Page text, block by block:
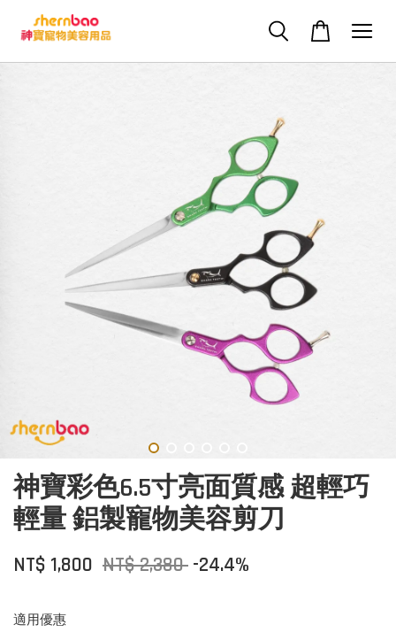
神寶彩色6.5寸亮面質感 超輕巧
輕量 鋁製寵物美容剪刀
NT$ 1,800 NT$ 2,380 -24.4%
適用優惠